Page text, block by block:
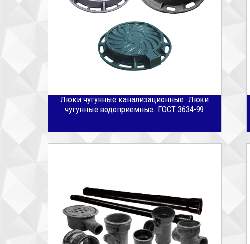
Люки чугунные канализационные. Люки
чугунные водоприемные. ГОСТ 3634-99